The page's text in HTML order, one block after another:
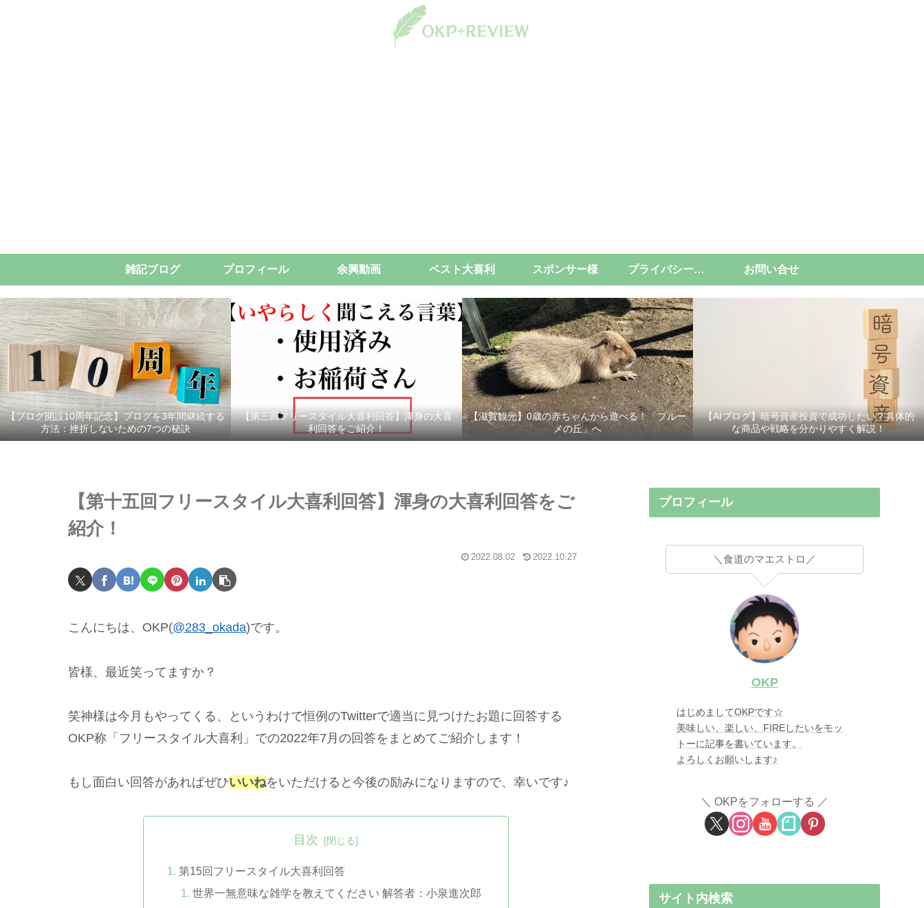
雑記ブログ プロフィール 余興動画 ベスト大喜利 スポンサー様 プライバシーポリシー お問い合せ
【ブログ開設10周年記念】ブログを3年間継続する
方法：挫折しないための7つの秘訣
【第三回フリースタイル大喜利回答】渾身の大喜
利回答をご紹介！
【滋賀観光】0歳の赤ちゃんから遊べる！「ブルー
メの丘」へ
【AIブログ】暗号資産投資で成功したい？具体的
な商品や戦略を分かりやすく解説！
【第十五回フリースタイル大喜利回答】渾身の大喜利回答をご
紹介！
2022.08.02 2022.10.27
こんにちは、OKP(@283_okada)です。
皆様、最近笑ってますか？
笑神様は今月もやってくる、というわけで恒例のTwitterで適当に見つけたお題に回答する
OKP称「フリースタイル大喜利」での2022年7月の回答をまとめてご紹介します！
もし面白い回答があればぜひいいねをいただけると今後の励みになりますので、幸いです♪
目次
第15回フリースタイル大喜利回答
世界一無意味な雑学を教えてください 解答者：小泉進次郎
プロフィール
＼食道のマエストロ／
OKP
はじめましてOKPです☆
美味しい、楽しい、FIREしたいをモッ
トーに記事を書いています。
よろしくお願いします♪
OKPをフォローする
サイト内検索